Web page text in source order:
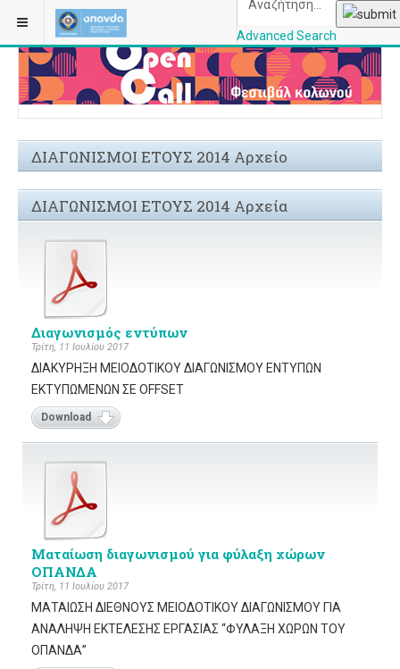
Advanced Search
ΒΡΊΣΚΕΣΤΕ ΕΔΏ: ΑΡΧΙΚΉ
ΔΙΑΓΩΝΙΣΜΟΙ ΕΤΟΥΣ 2014 Αρχείο
ΔΙΑΓΩΝΙΣΜΟΙ ΕΤΟΥΣ 2014 Αρχεία
Διαγωνισμός εντύπων
Τρίτη, 11 Ιουλίου 2017
ΔΙΑΚΥΡΗΞΗ ΜΕΙΟΔΟΤΙΚΟΥ ΔΙΑΓΩΝΙΣΜΟΥ ΕΝΤΥΠΩΝ
ΕΚΤΥΠΩΜΕΝΩΝ ΣΕ OFFSET
Download
Ματαίωση διαγωνισμού για φύλαξη χώρων
ΟΠΑΝΔΑ
Τρίτη, 11 Ιουλίου 2017
ΜΑΤΑΙΩΣΗ ΔΙΕΘΝΟΥΣ ΜΕΙΟΔΟΤΙΚΟΥ ΔΙΑΓΩΝΙΣΜΟΥ ΓΙΑ
ΑΝΑΛΗΨΗ ΕΚΤΕΛΕΣΗΣ ΕΡΓΑΣΙΑΣ “ΦΥΛΑΞΗ ΧΩΡΩΝ ΤΟΥ
ΟΠΑΝΔΑ”